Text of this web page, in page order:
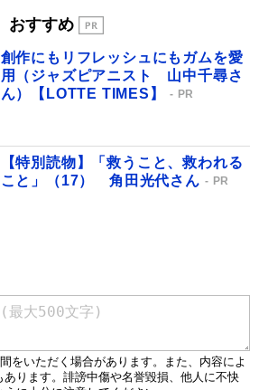
おすすめ
創作にもリフレッシュにもガムを愛
用（ジャズピアニスト 山中千尋さ
ん）【LOTTE TIMES】
PR
【特別読物】「救うこと、救われる
こと」（17） 角田光代さん
PR